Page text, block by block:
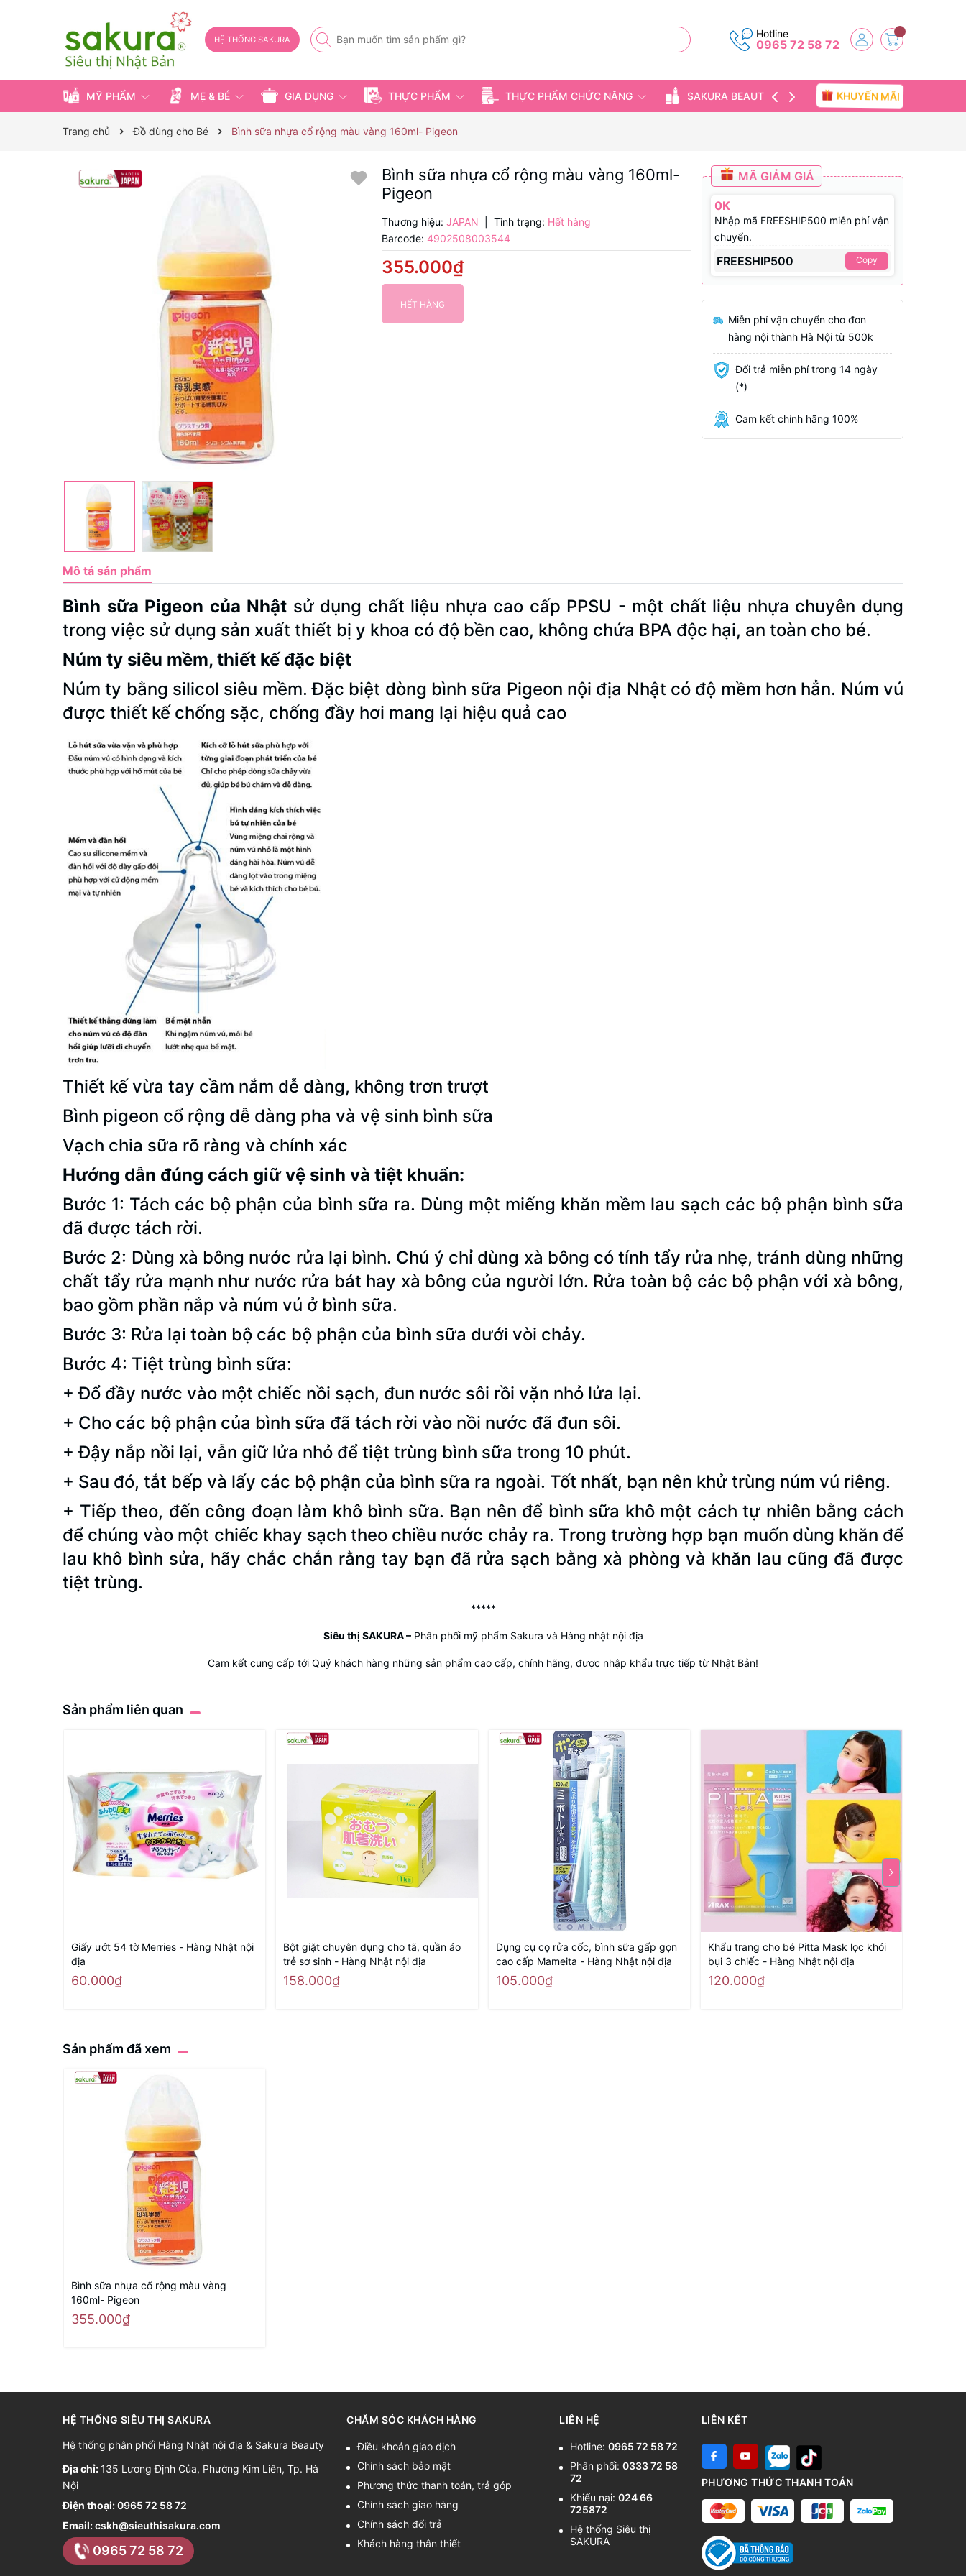
HỆ THỐNG SAKURA Hotline
0965 72 58 72
MỸ PHẨM MẸ & BÉ GIA DỤNG THỰC PHẨM THỰC PHẨM CHỨC NĂNG SAKURA BEAUTY TIN TỨC
KHUYẾN MÃI
Trang chủ Đồ dùng cho Bé Bình sữa nhựa cổ rộng màu vàng 160ml- Pigeon
Bình sữa nhựa cổ rộng màu vàng 160ml-
Pigeon
Thương hiệu: JAPAN Tình trạng: Hết hàng
Barcode: 4902508003544
355.000₫
HẾT HÀNG
MÃ GIẢM GIÁ
0K
Nhập mã FREESHIP500 miễn phí vận
chuyển.
FREESHIP500 Copy
Miễn phí vận chuyển cho đơn
hàng nội thành Hà Nội từ 500k
Đổi trả miễn phí trong 14 ngày
(*)
Cam kết chính hãng 100%
Mô tả sản phẩm
Bình sữa Pigeon của Nhật sử dụng chất liệu nhựa cao cấp PPSU - một chất liệu nhựa chuyên dụng
trong việc sử dụng sản xuất thiết bị y khoa có độ bền cao, không chứa BPA độc hại, an toàn cho bé.
Núm ty siêu mềm, thiết kế đặc biệt
Núm ty bằng silicol siêu mềm. Đặc biệt dòng bình sữa Pigeon nội địa Nhật có độ mềm hơn hẳn. Núm vú
được thiết kế chống sặc, chống đầy hơi mang lại hiệu quả cao
Thiết kế vừa tay cầm nắm dễ dàng, không trơn trượt
Bình pigeon cổ rộng dễ dàng pha và vệ sinh bình sữa
Vạch chia sữa rõ ràng và chính xác
Hướng dẫn đúng cách giữ vệ sinh và tiệt khuẩn:
Bước 1: Tách các bộ phận của bình sữa ra. Dùng một miếng khăn mềm lau sạch các bộ phận bình sữa
đã được tách rời.
Bước 2: Dùng xà bông nước rửa lại bình. Chú ý chỉ dùng xà bông có tính tẩy rửa nhẹ, tránh dùng những
chất tẩy rửa mạnh như nước rửa bát hay xà bông của người lớn. Rửa toàn bộ các bộ phận với xà bông,
bao gồm phần nắp và núm vú ở bình sữa.
Bước 3: Rửa lại toàn bộ các bộ phận của bình sữa dưới vòi chảy.
Bước 4: Tiệt trùng bình sữa:
+ Đổ đầy nước vào một chiếc nồi sạch, đun nước sôi rồi vặn nhỏ lửa lại.
+ Cho các bộ phận của bình sữa đã tách rời vào nồi nước đã đun sôi.
+ Đậy nắp nồi lại, vẫn giữ lửa nhỏ để tiệt trùng bình sữa trong 10 phút.
+ Sau đó, tắt bếp và lấy các bộ phận của bình sữa ra ngoài. Tốt nhất, bạn nên khử trùng núm vú riêng.
+ Tiếp theo, đến công đoạn làm khô bình sữa. Bạn nên để bình sữa khô một cách tự nhiên bằng cách
để chúng vào một chiếc khay sạch theo chiều nước chảy ra. Trong trường hợp bạn muốn dùng khăn để
lau khô bình sửa, hãy chắc chắn rằng tay bạn đã rửa sạch bằng xà phòng và khăn lau cũng đã được
tiệt trùng.
*****
Siêu thị SAKURA –Phân phối mỹ phẩm Sakura và Hàng nhật nội địa
Cam kết cung cấp tới Quý khách hàng những sản phẩm cao cấp, chính hãng, được nhập khẩu trực tiếp từ Nhật Bản!
Sản phẩm liên quan
Giấy ướt 54 tờ Merries - Hàng Nhật nội
địa
60.000₫
Bột giặt chuyên dụng cho tã, quần áo
trẻ sơ sinh - Hàng Nhật nội địa
158.000₫
Dụng cụ cọ rửa cốc, bình sữa gấp gọn
cao cấp Mameita - Hàng Nhật nội địa
105.000₫
Khẩu trang cho bé Pitta Mask lọc khói
bụi 3 chiếc - Hàng Nhật nội địa
120.000₫
Sản phẩm đã xem
Bình sữa nhựa cổ rộng màu vàng
160ml- Pigeon
355.000₫
HỆ THỐNG SIÊU THỊ SAKURA
Hệ thống phân phối Hàng Nhật nội địa & Sakura Beauty
Địa chỉ: 135 Lương Định Của, Phường Kim Liên, Tp. Hà
Nội
Điện thoại:0965 72 58 72
Email:cskh@sieuthisakura.com
0965 72 58 72
CHĂM SÓC KHÁCH HÀNG
Điều khoản giao dịch
Chính sách bảo mật
Phương thức thanh toán, trả góp
Chính sách giao hàng
Chính sách đổi trả
Khách hàng thân thiết
LIÊN HỆ
Hotline:0965 72 58 72
Phân phối:0333 72 58
72
Khiếu nại:024 66
725872
Hệ thống Siêu thị
SAKURA
LIÊN KẾT
PHƯƠNG THỨC THANH TOÁN